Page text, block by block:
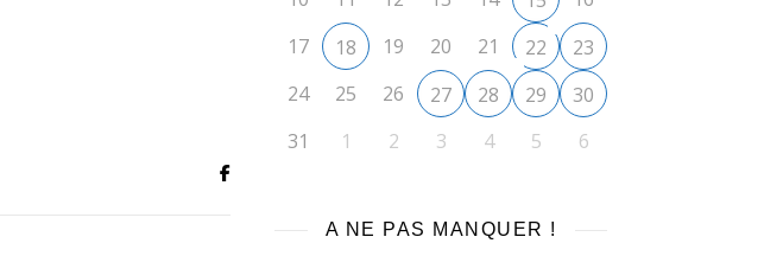
17
18 19 20 21 22
23
24
25 26 27 28 29
30
31
1 2 3 4 5 6
A NE PAS MANQUER !